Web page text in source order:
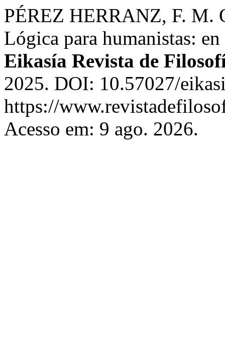
PÉREZ HERRANZ, F. M.
Lógica para humanistas:
Eikasía Revista de
2025. DOI: 10.57027/
https://
Acesso em: 9 ago. 2026.